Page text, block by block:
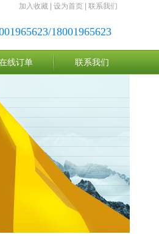
加入收藏 设为首页 联系我们
18001965623
线订单 联系我们